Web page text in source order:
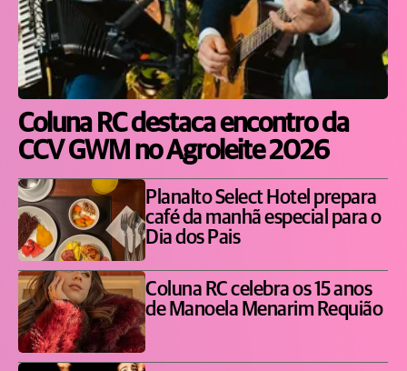
Coluna RC destaca encontro da
CCV GWM no Agroleite 2026
Planalto Select Hotel prepara
café da manhã especial para o
Dia dos Pais
Coluna RC celebra os 15 anos
de Manoela Menarim Requião